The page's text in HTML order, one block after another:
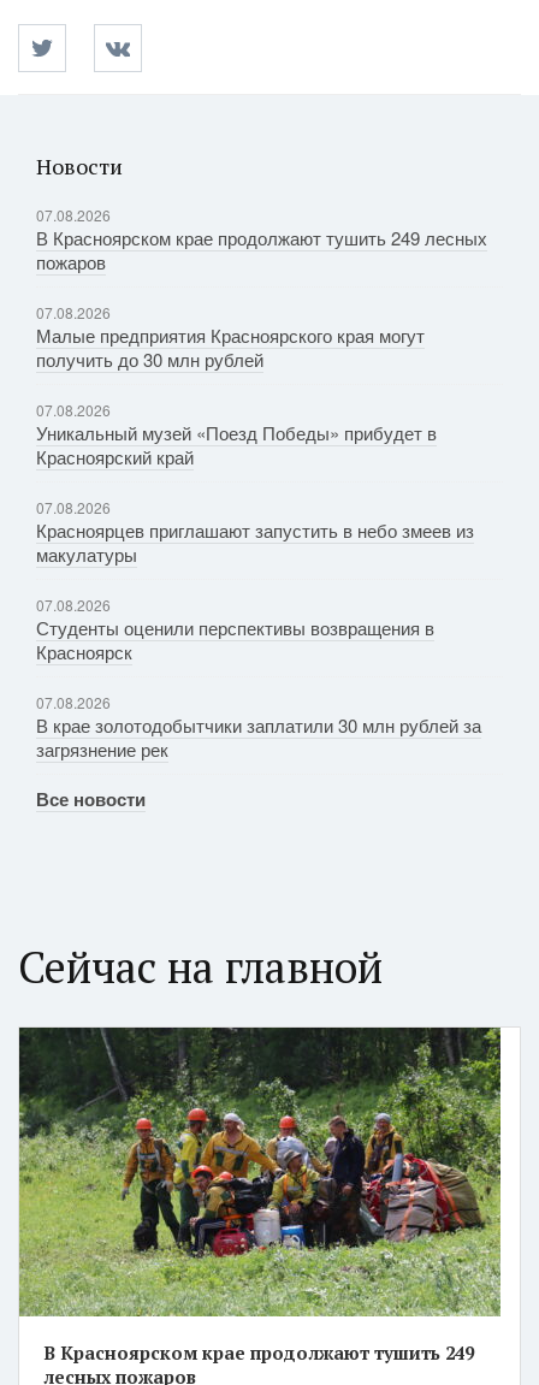
Новости
07.08.2026
В Красноярском крае продолжают тушить 249 лесных
пожаров
07.08.2026
Малые предприятия Красноярского края могут
получить до 30 млн рублей
07.08.2026
Уникальный музей «Поезд Победы» прибудет в
Красноярский край
07.08.2026
Красноярцев приглашают запустить в небо змеев из
макулатуры
07.08.2026
Студенты оценили перспективы возвращения в
Красноярск
07.08.2026
В крае золотодобытчики заплатили 30 млн рублей за
загрязнение рек
Все новости
Сейчас на главной
В Красноярском крае продолжают тушить 249
лесных пожаров